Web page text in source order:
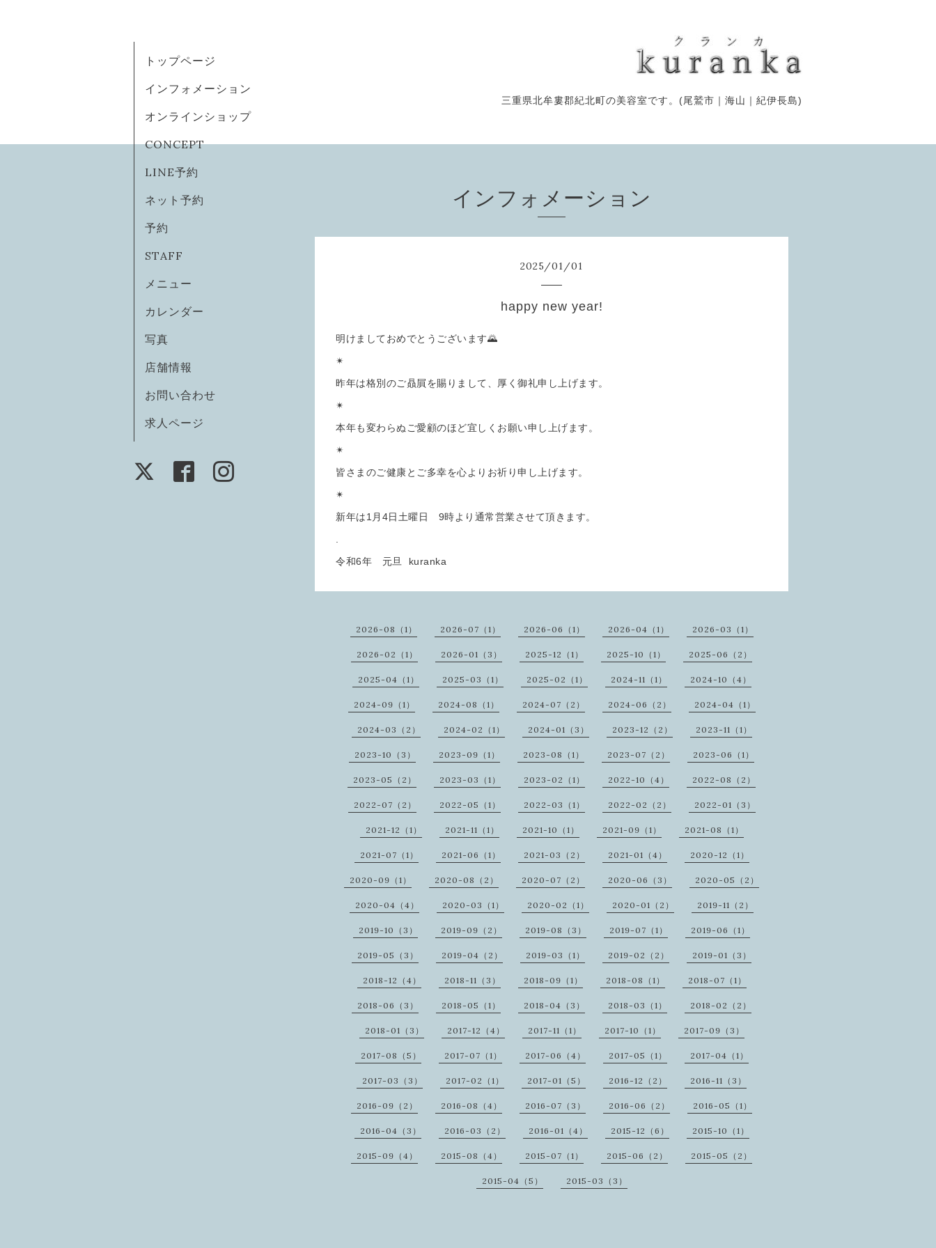
三重県北牟婁郡紀北町の美容室です。(尾鷲市｜海山｜紀伊長島)
トップページ
インフォメーション
オンラインショップ
CONCEPT
LINE予約
ネット予約
予約
STAFF
メニュー
カレンダー
写真
店舗情報
お問い合わせ
求人ページ
インフォメーション
2025/01/01
happy new year!
明けましておめでとうございます🌄
✴︎
昨年は格別のご贔屓を賜りまして、厚く御礼申し上げます。
✴︎
本年も変わらぬご愛顧のほど宜しくお願い申し上げます。
✴︎
皆さまのご健康とご多幸を心よりお祈り申し上げます。
✴︎
新年は1月4日土曜日 9時より通常営業させて頂きます。
令和6年 元旦 kuranka
2026-08（1） 2026-07（1） 2026-06（1） 2026-04（1） 2026-03（1）
2026-02（1） 2026-01（3） 2025-12（1） 2025-10（1） 2025-06（2）
2025-04（1） 2025-03（1） 2025-02（1） 2024-11（1） 2024-10（4）
2024-09（1） 2024-08（1） 2024-07（2） 2024-06（2） 2024-04（1）
2024-03（2） 2024-02（1） 2024-01（3） 2023-12（2） 2023-11（1）
2023-10（3） 2023-09（1） 2023-08（1） 2023-07（2） 2023-06（1）
2023-05（2） 2023-03（1） 2023-02（1） 2022-10（4） 2022-08（2）
2022-07（2） 2022-05（1） 2022-03（1） 2022-02（2） 2022-01（3）
2021-12（1） 2021-11（1） 2021-10（1） 2021-09（1） 2021-08（1）
2021-07（1） 2021-06（1） 2021-03（2） 2021-01（4） 2020-12（1）
2020-09（1） 2020-08（2） 2020-07（2） 2020-06（3） 2020-05（2）
2020-04（4） 2020-03（1） 2020-02（1） 2020-01（2） 2019-11（2）
2019-10（3） 2019-09（2） 2019-08（3） 2019-07（1） 2019-06（1）
2019-05（3） 2019-04（2） 2019-03（1） 2019-02（2） 2019-01（3）
2018-12（4） 2018-11（3） 2018-09（1） 2018-08（1） 2018-07（1）
2018-06（3） 2018-05（1） 2018-04（3） 2018-03（1） 2018-02（2）
2018-01（3） 2017-12（4） 2017-11（1） 2017-10（1） 2017-09（3）
2017-08（5） 2017-07（1） 2017-06（4） 2017-05（1） 2017-04（1）
2017-03（3） 2017-02（1） 2017-01（5） 2016-12（2） 2016-11（3）
2016-09（2） 2016-08（4） 2016-07（3） 2016-06（2） 2016-05（1）
2016-04（3） 2016-03（2） 2016-01（4） 2015-12（6） 2015-10（1）
2015-09（4） 2015-08（4） 2015-07（1） 2015-06（2） 2015-05（2）
2015-04（5） 2015-03（3）